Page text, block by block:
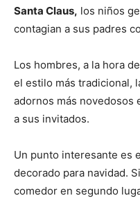
Santa Claus, los niños
contagian a sus padres
Los hombres, a la hora
el estilo más tradicional,
adornos más novedosos
a sus invitados.
Un punto interesante es
decorado para navidad.
comedor en segundo